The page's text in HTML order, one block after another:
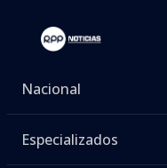
Nacional
Especializados